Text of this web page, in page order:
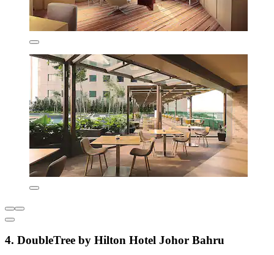
4. DoubleTree by Hilton Hotel Johor Bahru